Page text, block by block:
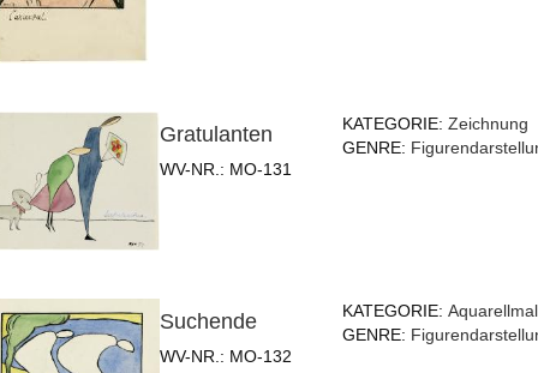
Gratulanten
WV-NR.: MO-131
KATEGORIE:Zeichnung
GENRE:
Suchende
WV-NR.: MO-132
KATEGORIE:
GENRE: